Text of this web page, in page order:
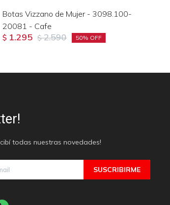
Botas Vizzano de Mujer - 3098.100-
20081 - Cafe
$ 1.295 $ 2.590 50
todas nuestras novedades!
SUSCRIBIRME